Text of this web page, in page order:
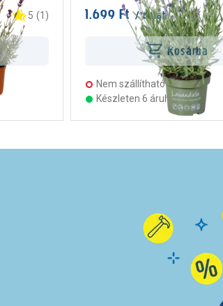
5 (1 ) 1.699 Ft / darab
Kosárba
Nem szállítható
Készleten 6 áruházban